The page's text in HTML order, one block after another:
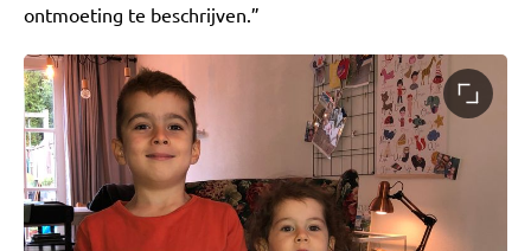
ontmoeting te beschrijven.”